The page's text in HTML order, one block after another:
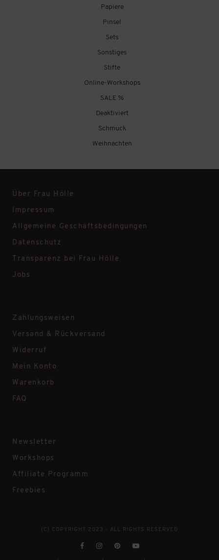
Papiere
Pinsel
Sets
Sonstiges
Stifte
Online-Workshops
SALE %
Deaktiviert
Schmuck
Weihnachten
Über Frau Hölle
Impressum
Allgemeine Geschäftsbedingungen
Datenschutz
Transparenz bei Frau Hölle
Jobs
Zahlungsweisen
Versand & Rückversand
Widerruf
Mein Konto
Warenkorb
FAQ
Newsletter
Workshops
Affiliate Programm
Freebies
(C) COPYRIGHT 2023 - ALL RIGHTS RESERVED